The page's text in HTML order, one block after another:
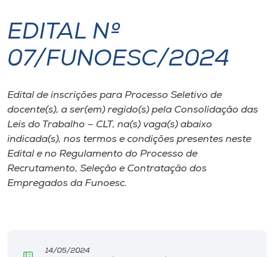
Internacionalização
I.nova
Diplomados
Cultura
Editora
EDITAL Nº
07/FUNOESC/2024
Edital de inscrições para Processo Seletivo de
docente(s), a ser(em) regido(s) pela Consolidação das
Leis do Trabalho – CLT, na(s) vaga(s) abaixo
indicada(s), nos termos e condições presentes neste
Edital e no Regulamento do Processo de
Recrutamento, Seleção e Contratação dos
Empregados da Funoesc.
14/05/2024